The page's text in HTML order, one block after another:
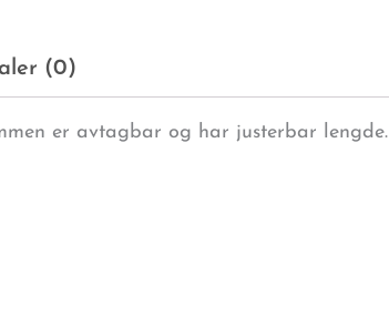
(0)
er avtagbar og har justerbar lengde.